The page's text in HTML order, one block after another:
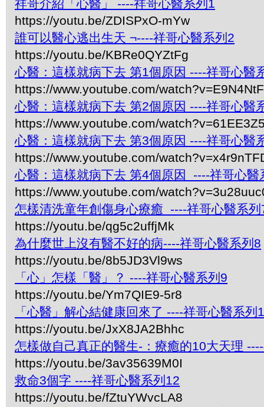
祥哥介紹「心醫」 ----祥哥心醫系列1
https://youtu.be/ZDISPxO-mYw
誰可以醫心逃出生天 ¬----祥哥心醫系列2
https://youtu.be/KBRe0QYZtFg
心醫：這樣就病下去 第1個原因 ----祥哥心醫
https://www.youtube.com/
心醫：這樣就病下去 第2個原因 ----祥哥心醫
https://www.youtube.com/
心醫：這樣就病下去 第3個原因 ----祥哥心醫
https://www.youtube.com/
心醫：這樣就病下去 第4個原因 ----祥哥心醫
https://www.youtube.com/
怎樣清洗童年創傷身心療癒 ----祥哥心醫系列
https://youtu.be/qg5c2uffjMk
為什麼世上沒有醫不好的病----祥哥心醫系列8
https://youtu.be/8b5JD3Vl9ws
「心」怎樣「醫」？ ----祥哥心醫系列9
https://youtu.be/Ym7QIE9-5r8
「心醫」解心結健康回來了 ----祥哥心醫系列
https://youtu.be/JxX8JA2Bhhc
怎樣做自己真正的醫生-：療癒的10大天理
https://youtu.be/3av35639M0I
救命3個字 ----祥哥心醫系列12
https://youtu.be/fZtuYWvcLA8